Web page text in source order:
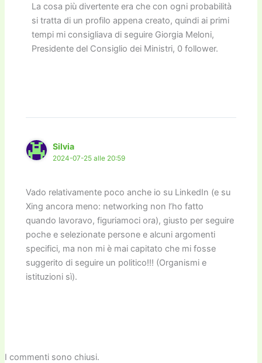
La cosa più divertente era che con ogni probabilità
si tratta di un profilo appena creato, quindi ai primi
tempi mi consigliava di seguire Giorgia Meloni,
Presidente del Consiglio dei Ministri, 0 follower.
Silvia
2024-07-25 alle 20:59
Vado relativamente poco anche io su LinkedIn (e su
Xing ancora meno: networking non l’ho fatto
quando lavoravo, figuriamoci ora), giusto per seguire
poche e selezionate persone e alcuni argomenti
specifici, ma non mi è mai capitato che mi fosse
suggerito di seguire un politico!!! (Organismi e
istituzioni sì).
I commenti sono chiusi.